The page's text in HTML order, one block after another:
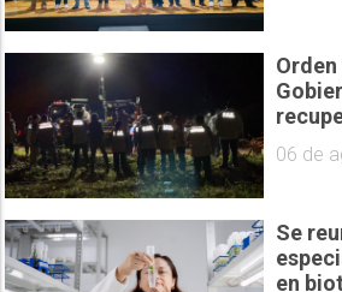
06 de
Se
en